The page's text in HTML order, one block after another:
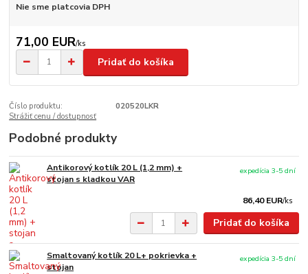
Nie sme platcovia DPH
71,00 EUR/ks
Pridať do košíka
Číslo produktu:
020520LKR
Strážiť cenu / dostupnosť
Podobné produkty
Antikorový kotlík 20 L (1,2 mm) +
stojan s kladkou VAR
86,40 EUR/ks
expedícia 3-5 dní
Pridať do košíka
Smaltovaný kotlík 20 L+ pokrievka +
stojan
expedícia 3-5 dní